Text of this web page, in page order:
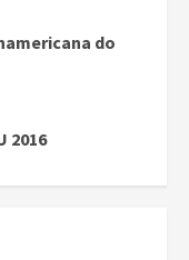
do
2016